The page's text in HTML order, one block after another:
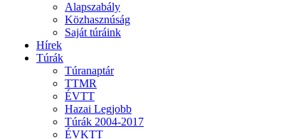
Alapszabály
Közhasznúság
Saját túráink
Hírek
Túrák
Túranaptár
TTMR
ÉVTT
Hazai Legjobb
Túrák 2004-2017
ÉVKTT